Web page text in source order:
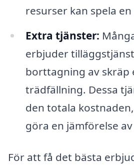
resurser kan spela
Extra tjänster:
erbjuder
borttagning av skräp
trädfällning. Dessa
den totala
göra en jämförelse
För att få det bästa